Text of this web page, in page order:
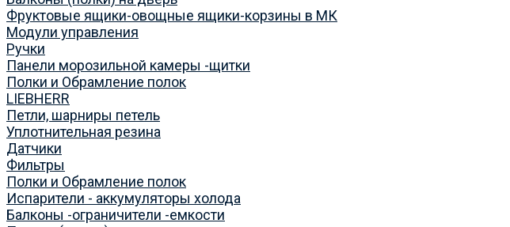
Фруктовые ящики-овощные ящики-корзины в МК
Модули управления
Ручки
Панели морозильной камеры -щитки
Полки и Обрамление полок
LIEBHERR
Петли, шарниры петель
Уплотнительная резина
Датчики
Фильтры
Полки и Обрамление полок
Испарители - аккумуляторы холода
Балконы -ограничители -емкости